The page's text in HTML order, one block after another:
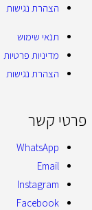
הצהרת נגישות
תנאי שימוש
מדיניות פרטיות
הצהרת נגישות
פרטי קשר
WhatsApp
Email
Instagram
Facebook